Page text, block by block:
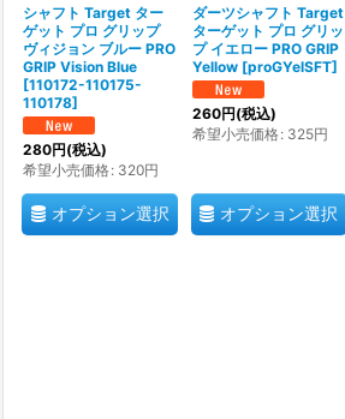
シャフト Target ター
ゲット プロ グリップ
ヴィジョン ブルー PRO
GRIP Vision Blue
[110172-110175-
110178]
280円(税込)
希望小売価格: 320円
オプション選択
ダーツシャフト Target
ターゲット プロ グリッ
プ イエロー PRO GRIP
Yellow [proGYelSFT]
260円(税込)
希望小売価格: 325円
オプション選択